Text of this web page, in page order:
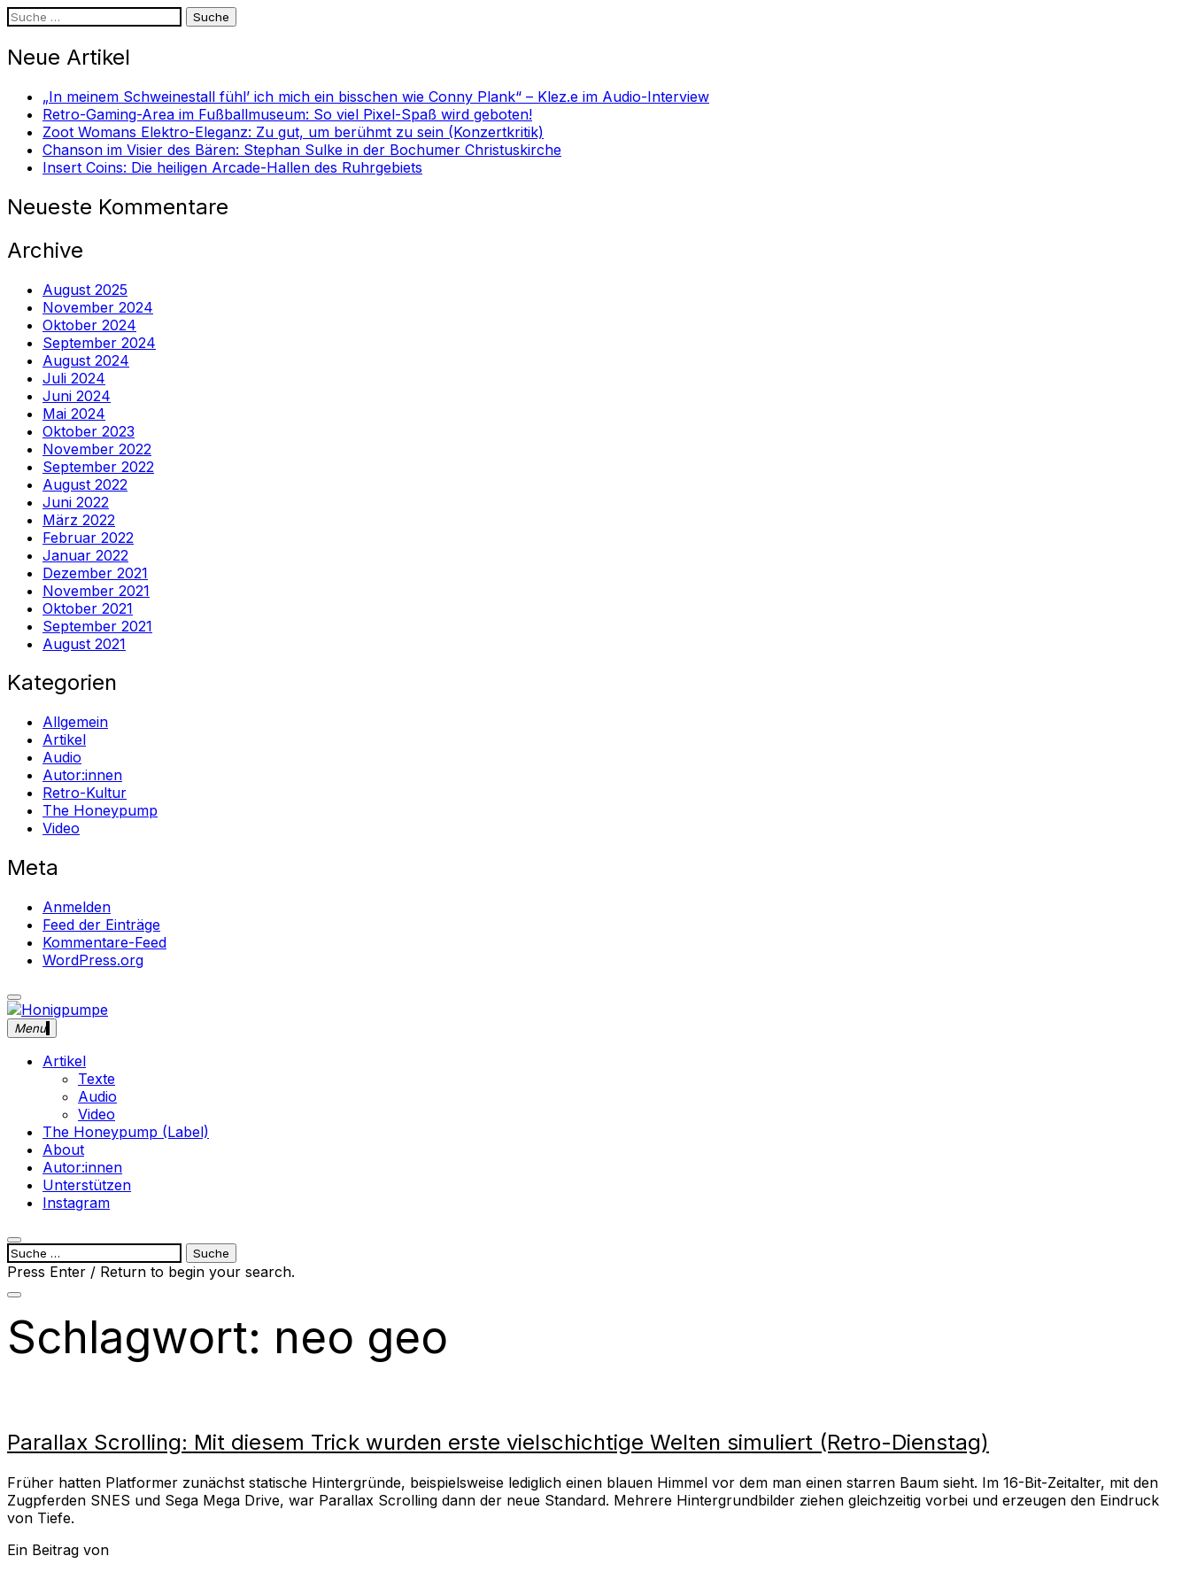
Suche
Neue Artikel
„In meinem Schweinestall fühl’ ich mich ein bisschen wie Conny Plank“ – Klez.e im Audio-Interview
Retro-Gaming-Area im Fußballmuseum: So viel Pixel-Spaß wird geboten!
Zoot Womans Elektro-Eleganz: Zu gut, um berühmt zu sein (Konzertkritik)
Chanson im Visier des Bären: Stephan Sulke in der Bochumer Christuskirche
Insert Coins: Die heiligen Arcade-Hallen des Ruhrgebiets
Neueste Kommentare
Archive
August 2025
November 2024
Oktober 2024
September 2024
August 2024
Juli 2024
Juni 2024
Mai 2024
Oktober 2023
November 2022
September 2022
August 2022
Juni 2022
März 2022
Februar 2022
Januar 2022
Dezember 2021
November 2021
Oktober 2021
September 2021
August 2021
Kategorien
Allgemein
Artikel
Audio
Autor:innen
Retro-Kultur
The Honeypump
Video
Meta
Anmelden
Feed der Einträge
Kommentare-Feed
WordPress.org
close
sidebar
Skip
to
Honigpumpe
Magazin gegen das Verschwinden des Undergrounds Musik ・Theater ・ Retro-Kultur
Menu
Artikel
Texte
Audio
Video
The Honeypump (Label)
About
Autor:innen
Unterstützen
Instagram
open
search
form
Suche
nach:
Press Enter / Return to begin your search.
close
form
Schlagwort: neo geo
Parallax Scrolling: Mit diesem Trick wurden erste vielschichtige Welten simuliert (Retro-Dienstag)
Früher hatten Platformer zunächst statische Hintergründe, beispielsweise lediglich einen blauen Himmel vor dem man einen starren Baum sieht. Im 16-Bit-Zeitalter, mit den
Zugpferden SNES und Sega Mega Drive, war Parallax Scrolling dann der neue Standard. Mehrere Hintergrundbilder ziehen gleichzeitig vorbei und erzeugen den Eindruck
von Tiefe.
Ein Beitrag von